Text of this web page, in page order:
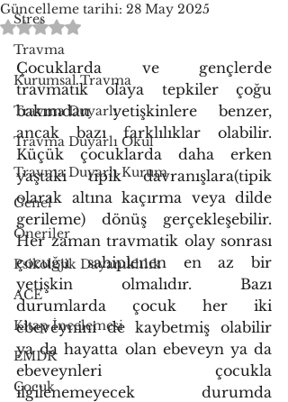
Stres
Travma
Kurumsal Travma
Travma Duyarlı
Travma Duyarlı Okul
Travma Duyarlı Kurum
Genel
Öneriler
Psikolojik Dayanıklılık
ACE
Kitap İncelemesi
EMDR
Çocuk
Güncelleme tarihi: 28 May 2025
5 üzerinden NaN yıldız
Çocuklarda ve gençlerde
travmatik olaya tepkiler çoğu
bakımdan yetişkinlere benzer,
ancak bazı farklılıklar olabilir.
Küçük çocuklarda daha erken
yaştaki tipik davranışlara(tipik
olarak altına kaçırma veya dilde
gerileme) dönüş gerçekleşebilir.
Her zaman travmatik olay sonrası
çocuğu sahiplenen en az bir
yetişkin olmalıdır. Bazı
durumlarda çocuk her iki
ebeveynini de kaybetmiş olabilir
ya da hayatta olan ebeveyn ya da
ebeveynleri çocukla
ilgilenemeyecek durumda